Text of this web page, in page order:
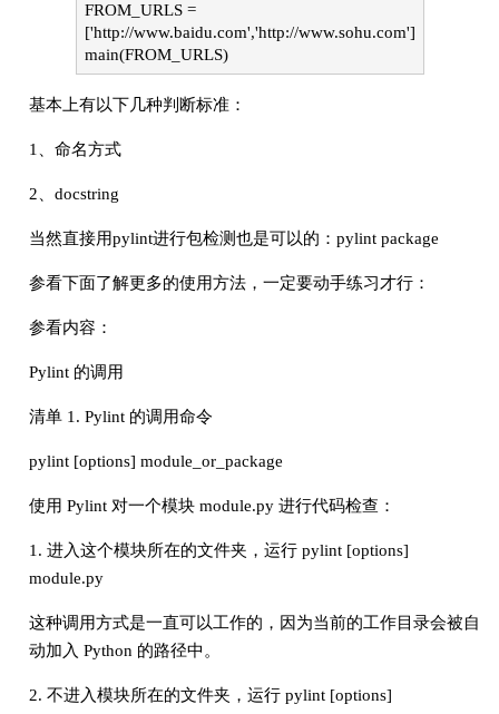
FROM_URLS =
['http://www.baidu.com','http://www.sohu.com']
main(FROM_URLS)
基本上有以下几种判断标准：
1、命名方式
2、docstring
当然直接用pylint进行包检测也是可以的：pylint package
参看下面了解更多的使用方法，一定要动手练习才行：
参看内容：
Pylint 的调用
清单 1. Pylint 的调用命令
pylint [options] module_or_package
使用 Pylint 对一个模块 module.py 进行代码检查：
1. 进入这个模块所在的文件夹，运行 pylint [options]
module.py
这种调用方式是一直可以工作的，因为当前的工作目录会被自
动加入 Python 的路径中。
2. 不进入模块所在的文件夹，运行 pylint [options]